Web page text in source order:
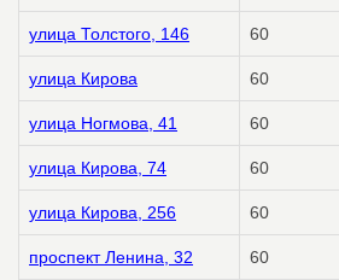
улица Толстого, 146 60
улица Кирова 60
улица Ногмова, 41 60
улица Кирова, 74 60
улица Кирова, 256 60
проспект Ленина, 32 60